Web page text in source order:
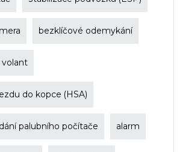
bezklíčové odemykání
do kopce (HSA)
palubního počítače alarm